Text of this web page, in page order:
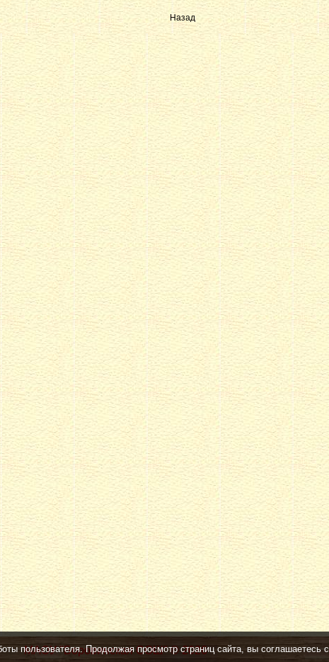
Назад
МАОУ "Боровинская СОШ" © 2026
пользователя. Продолжая просмотр страниц сайта, вы соглашаетесь с